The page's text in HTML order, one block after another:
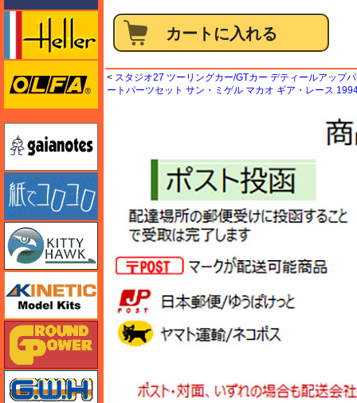
< スタジオ27 ツーリングカー/GTカー デティールアップ
ートパーツセット サン・ミゲル マカオ ギア・レース
エレール
オルファ
キティホーク
キネテック
ガリレオ出版 グランドパワー